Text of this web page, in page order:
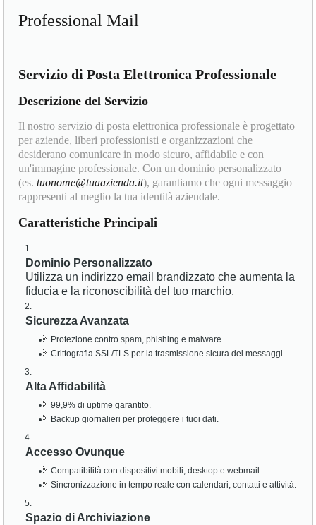
Professional Mail
Servizio di Posta Elettronica Professionale
Descrizione del Servizio
Il nostro servizio di posta elettronica professionale è progettato
per aziende, liberi professionisti e organizzazioni che
desiderano comunicare in modo sicuro, affidabile e con
un'immagine professionale. Con un dominio personalizzato
(es.tuonome@tuaazienda.it), garantiamo che ogni messaggio
rappresenti al meglio la tua identità aziendale.
Caratteristiche Principali
Dominio Personalizzato
Utilizza un indirizzo email brandizzato che aumenta la
fiducia e la riconoscibilità del tuo marchio.
Sicurezza Avanzata
Protezione contro spam, phishing e malware.
Crittografia SSL/TLS per la trasmissione sicura dei messaggi.
Alta Affidabilità
99,9% di uptime garantito.
Backup giornalieri per proteggere i tuoi dati.
Accesso Ovunque
Compatibilità con dispositivi mobili, desktop e webmail.
Sincronizzazione in tempo reale con calendari, contatti e attività.
Spazio di Archiviazione